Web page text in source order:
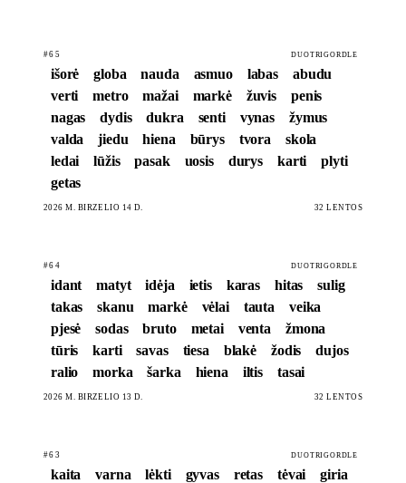
#65 DUOTRIGORDLE
išorė globa nauda asmuo labas
abudu
verti
metro mažai markė žuvis
penis
nagas
dydis dukra senti vynas
žymus
valda
jiedu hiena būrys tvora
skola
ledai
lūžis pasak uosis durys karti
plyti
getas
2026 M. BIRŽELIO 14 D. 32 LENTOS
#64 DUOTRIGORDLE
idant matyt idėja ietis karas hitas
sulig
takas
skanu markė vėlai tauta
veika
pjesė
sodas bruto metai venta
žmona
tūris
karti savas tiesa blakė žodis
dujos
ralio
morka šarka hiena iltis tasai
2026 M. BIRŽELIO 13 D. 32 LENTOS
#63 DUOTRIGORDLE
kaita varna lėkti gyvas retas tėvai
giria